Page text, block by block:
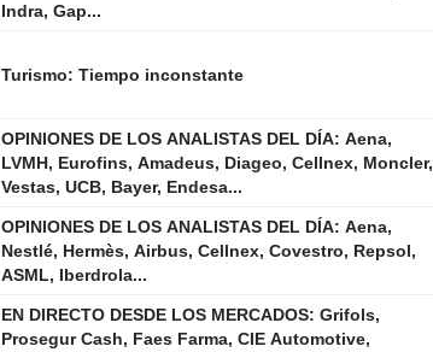
Indra, Gap...
Turismo: Tiempo inconstante
OPINIONES DE LOS ANALISTAS DEL DÍA: Aena,
LVMH, Eurofins, Amadeus, Diageo, Cellnex, Moncler,
Vestas, UCB, Bayer, Endesa...
OPINIONES DE LOS ANALISTAS DEL DÍA: Aena,
Nestlé, Hermès, Airbus, Cellnex, Covestro, Repsol,
ASML, Iberdrola...
EN DIRECTO DESDE LOS MERCADOS: Grifols,
Prosegur Cash, Faes Farma, CIE Automotive,